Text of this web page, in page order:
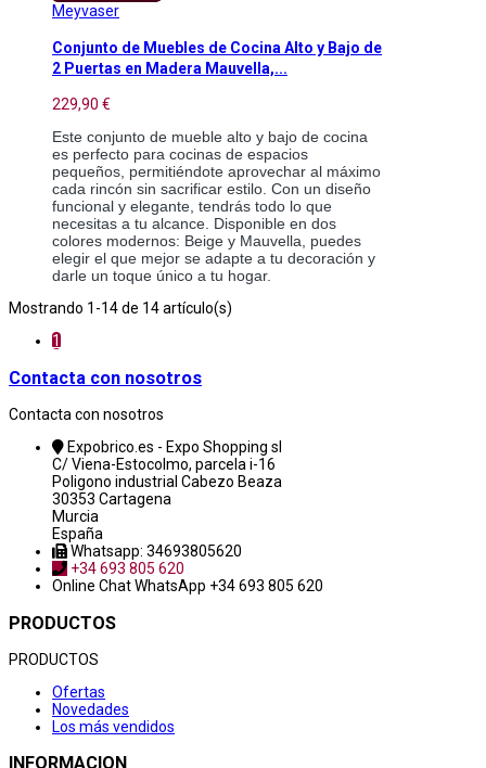
Meyvaser
Conjunto de Muebles de Cocina Alto y Bajo de
2 Puertas en Madera Mauvella,...
229,90 €
Este conjunto de mueble alto y bajo de cocina
es perfecto para cocinas de espacios
pequeños, permitiéndote aprovechar al máximo
cada rincón sin sacrificar estilo. Con un diseño
funcional y elegante, tendrás todo lo que
necesitas a tu alcance. Disponible en dos
colores modernos: Beige y Mauvella, puedes
elegir el que mejor se adapte a tu decoración y
darle un toque único a tu hogar.
Mostrando 1-14 de 14 artículo(s)
1
Contacta con nosotros
Contacta con nosotros
Expobrico.es - Expo Shopping sl
C/ Viena-Estocolmo, parcela i-16
Poligono industrial Cabezo Beaza
30353 Cartagena
Murcia
España
Whatsapp: 34693805620
+34 693 805 620
Online ChatWhatsApp +34 693 805 620
PRODUCTOS
PRODUCTOS
Ofertas
Novedades
Los más vendidos
INFORMACION